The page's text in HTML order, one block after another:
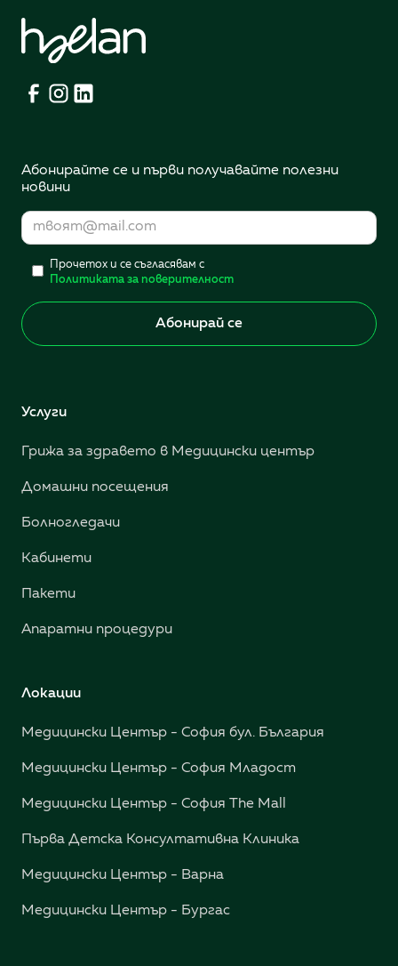
Абонирайте се и първи получавайте полезни
новини
Прочетох и се съгласявам с
Политиката за поверителност
Услуги
Грижа за здравето в Медицински център
Домашни посещения
Болногледачи
Кабинети
Пакети
Апаратни процедури
Локации
Медицински Център - София бул. България
Медицински Център - София Младост
Медицински Център - София The Mall
Първа Детска Консултативна Клиника
Медицински Център - Варна
Медицински Център - Бургас